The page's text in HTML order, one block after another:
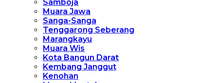
Samboja
Muara Jawa
Sanga-Sanga
Tenggarong Seberang
Marangkayu
Muara Wis
Kota Bangun Darat
Kembang Janggut
Kenohan